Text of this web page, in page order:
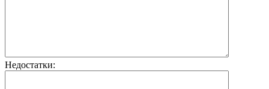
Недостатки: